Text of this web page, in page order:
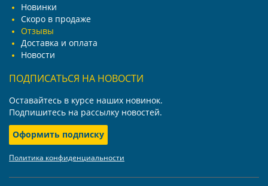
Новинки
Скоро в продаже
Отзывы
Доставка и оплата
Новости
ПОДПИСАТЬСЯ НА НОВОСТИ
Оставайтесь в курсе наших новинок.
Подпишитесь на рассылку новостей.
Оформить подписку
Политика конфиденциальности